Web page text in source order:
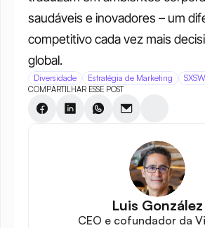
saudáveis e inovadores – um
competitivo cada vez mais
global.
Diversidade Estratégia de Marketing SXSW
COMPARTILHAR ESSE POST
Luis González
CEO e cofundador da